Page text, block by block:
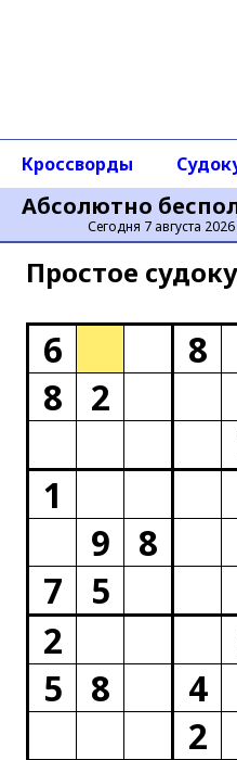
Абсолютно
Сегодня 7 августа 2026
Кроссворды
Простое
6 8
8
2
1
9
8
7
5
2
5
8 4
2